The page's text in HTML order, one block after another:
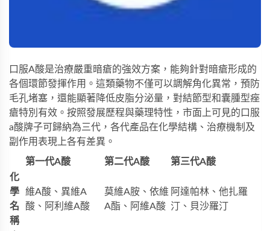
口服A酸是治療嚴重暗瘡的強效方案，能夠針對暗瘡形成的
各個環節發揮作用。這類藥物不僅可以調解角化異常，預防
毛孔堵塞，還能顯著降低皮脂分泌量，對結節型和囊腫型痤
瘡特別有效。按照發展歷程與藥理特性，市面上可見的口服
a酸牌子可歸納為三代，各代產品在化學結構、治療機制及
副作用表現上各有差異。
第一代A酸 第二代A酸
第三代A酸
化
學
名
稱
維A酸、異維A
酸、阿利維A酸
莫維A胺、依維
A酯、阿維A酸
阿達帕林、他扎羅
汀、貝沙羅汀